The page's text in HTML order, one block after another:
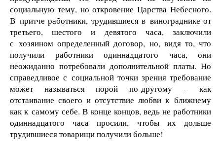
социальную тему, но откровение Царства Небесного.
В притче работники, трудившиеся в винограднике от
третьего, шестого и девятого часа, заключили
с хозяином определенный договор, но, видя то, что
получили работники одиннадцатого часа, они
неожиданно потребовали дополнительной платы. Но
справедливое с социальной точки зрения требование
может называться порой по-другому – как
отстаивание своего и отсутствие любви к ближнему
как к самому себе. В конце концов, ведь не работники
одиннадцатого часа просили, чтобы их дольше
трудившиеся товарищи получили больше!